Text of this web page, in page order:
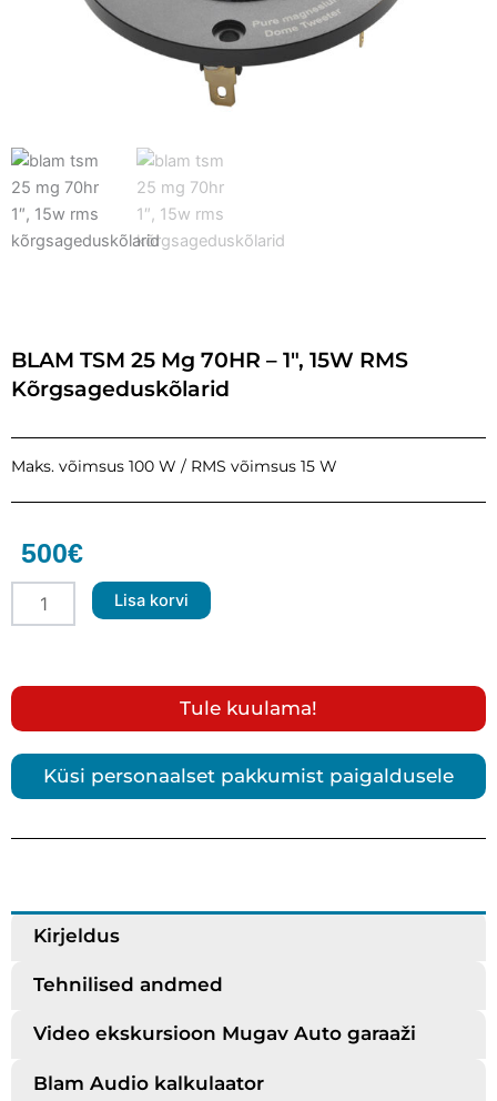
BLAM TSM 25 Mg 70HR – 1″, 15W RMS
Kõrgsageduskõlarid
Maks. võimsus 100 W / RMS võimsus 15 W
500€
-
1″,
RMS
Kõrgsageduskõlarid
Lisa korvi
Tule kuulama!
Küsi personaalset pakkumist paigaldusele
Kirjeldus
Tehnilised andmed
Video ekskursioon Mugav Auto garaaži
Blam Audio kalkulaator